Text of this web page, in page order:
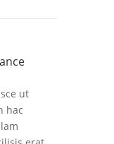
ut
hac